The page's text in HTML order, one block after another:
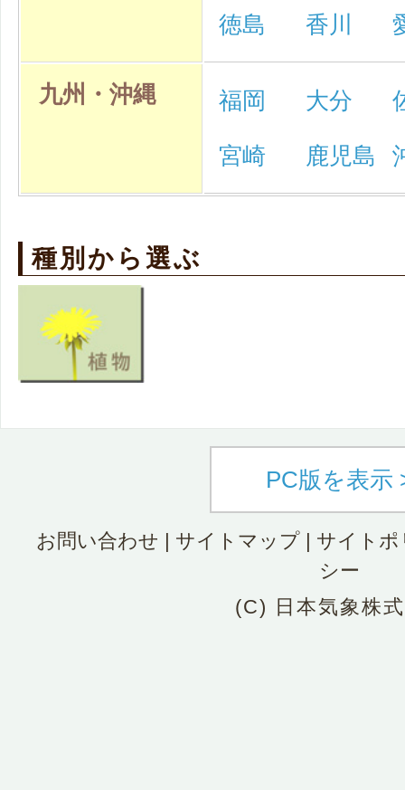
徳島 香川
九州・沖縄 福岡 大分
宮崎 鹿児島
種別から選ぶ
PC版を表示
お問い合わせ | サイトマップ| サイトポ
シー
(C) 日本気象株